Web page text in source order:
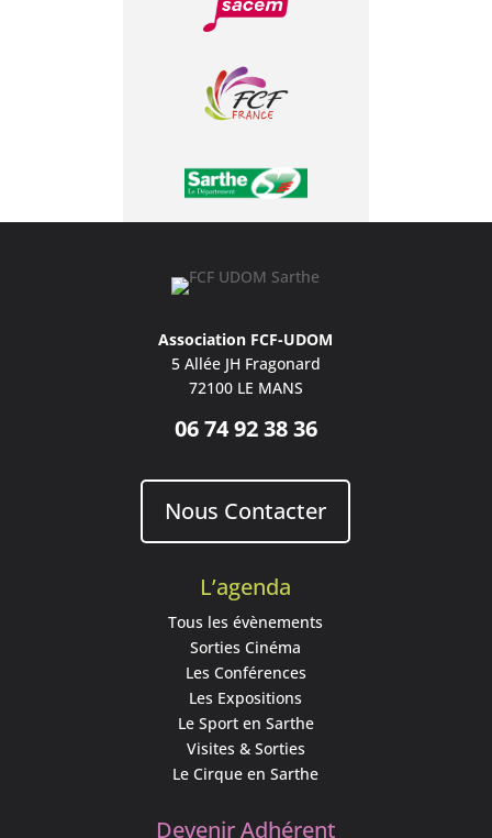
Association FCF-UDOM
5 Allée JH Fragonard
72100 LE MANS
06 74 92 38 36
Nous Contacter
L’agenda
Tous les évènements
Sorties Cinéma
Les Conférences
Les Expositions
Le Sport en Sarthe
Visites & Sorties
Le Cirque en Sarthe
Devenir Adhérent